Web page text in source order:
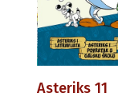
Asteriks 11